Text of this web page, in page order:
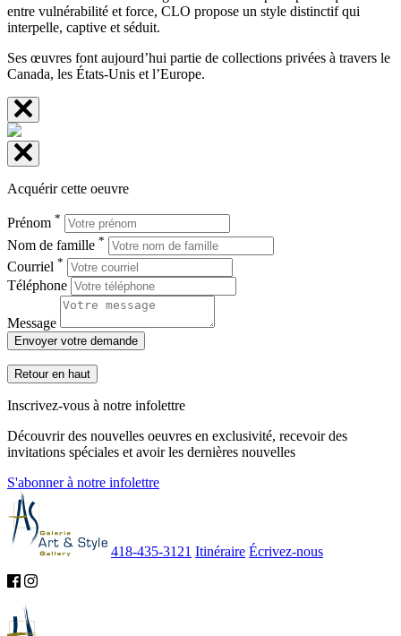
entre vulnérabilité et force, CLO propose un style distinctif qui
interpelle, captive et séduit.
Ses œuvres font aujourd’hui partie de collections privées à travers le
Canada, les États-Unis et l’Europe.
Acquérir cette oeuvre
Prénom *
Nom de famille *
Courriel *
Téléphone
Message
Envoyer votre demande
Retour en haut
Inscrivez-vous à notre infolettre
Découvrir des nouvelles oeuvres en exclusivité, recevoir des
invitations spéciales et avoir les dernières nouvelles
S'abonner à notre infolettre
418-435-3121 Itinéraire Écrivez-nous